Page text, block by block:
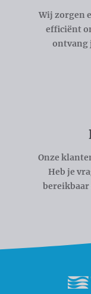
Wij zorgen
efficiënt
ontvang
Onze
Heb je
bereikbaar